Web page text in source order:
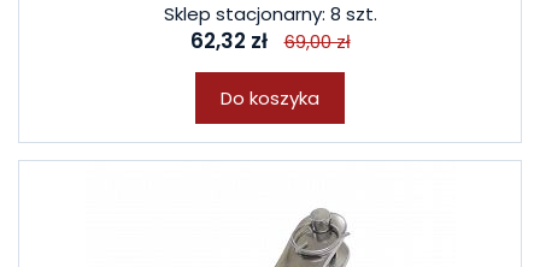
Sklep stacjonarny: 8 szt.
62,32 zł 69,00 zł
Do koszyka